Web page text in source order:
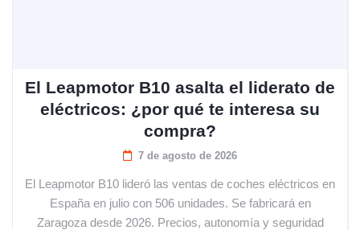
El Leapmotor B10 asalta el liderato de
eléctricos: ¿por qué te interesa su
compra?
7 de agosto de 2026
El Leapmotor B10 lideró las ventas de coches eléctricos en
España en julio con 506 unidades. Se fabricará en
Zaragoza desde 2026. Precios, autonomía y seguridad